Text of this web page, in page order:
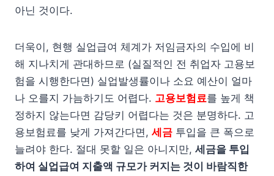
아닌 것이다.
더욱이, 현행 실업급여 체계가 저임금자의 수입에 비
해 지나치게 관대하므로 (실질적인 전 취업자 고용보
험을 시행한다면) 실업발생률이나 소요 예산이 얼마
나 오를지 가늠하기도 어렵다. 고용보험료를 높게 책
정하지 않는다면 감당키 어렵다는 것은 분명하다. 고
용보험료를 낮게 가져간다면, 세금 투입을 큰 폭으로
늘려야 한다. 절대 못할 일은 아니지만, 세금을 투입
하여 실업급여 지출액 규모가 커지는 것이 바람직한